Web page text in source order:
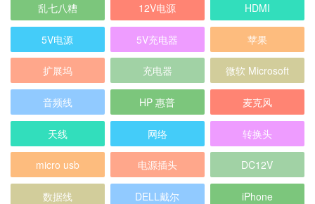
乱七八糟 12V电源 HDMI
5V电源 5V充电器 苹果
扩展坞 充电器 微软 Microsoft
音频线 HP 惠普 麦克风
天线 网络 转换头
micro usb 电源插头 DC12V
数据线 DELL戴尔 iPhone